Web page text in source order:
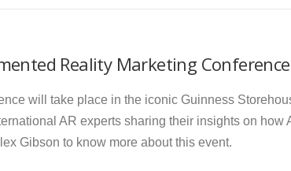
Reality Marketing
will take place in the iconic Guinness
AR experts sharing their insights on how
Gibson to know more about this event.